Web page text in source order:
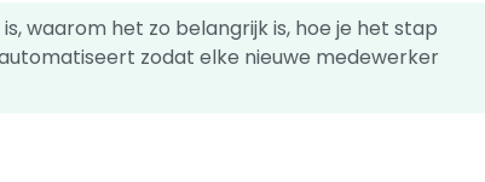
waarom het zo belangrijk is, hoe je het stap
zodat elke nieuwe medewerker